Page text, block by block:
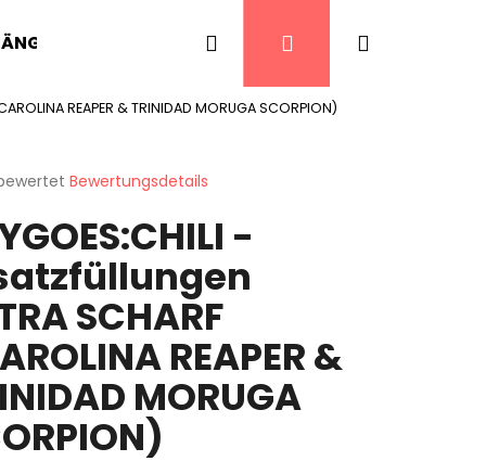
CHILI PFEFFER SCHARFE
Suchen
REAPER & TRINIDAD MORUGA SCORPION)
Bewertungsdetails
-
SCHARF
REAPER &
MORUGA